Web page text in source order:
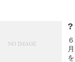
?
６
月10